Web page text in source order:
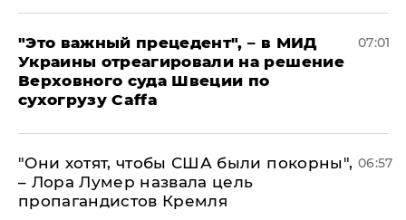
"Это важный прецедент", – в МИД
Украины отреагировали на решение
Верховного суда Швеции по
сухогрузу Caffa
07:01
"Они хотят, чтобы США были покорны",
– Лора Лумер назвала цель
пропагандистов Кремля
06:57